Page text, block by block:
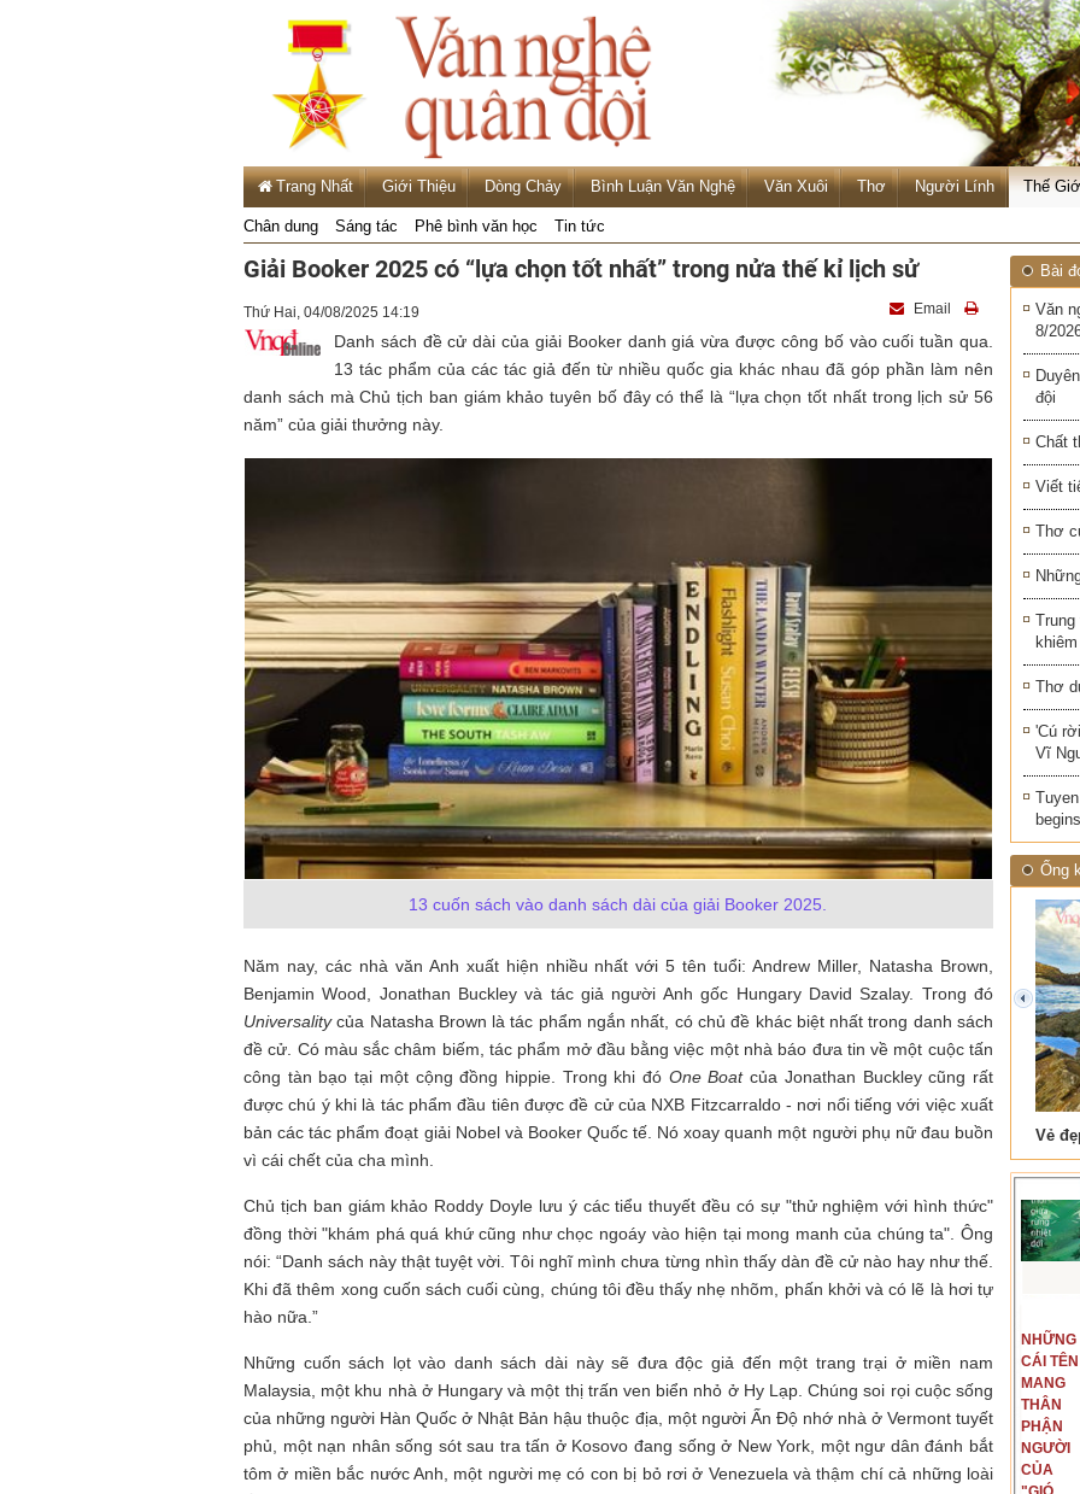
Trang Nhất Giới Thiệu Dòng Chảy Bình Luận Văn Nghệ Văn Xuôi Thơ Người Lính Thế
Chân dung Sáng tác Phê bình văn học Tin tức
Giải Booker 2025 có “lựa chọn tốt nhất” trong nửa thế kỉ lịch sử
Thứ Hai, 04/08/2025 14:19 Email
Danh sách đề cử dài của giải Booker danh giá vừa được công bố vào cuối tuần qua.
13 tác phẩm của các tác giả đến từ nhiều quốc gia khác nhau đã góp phần làm nên
danh sách mà Chủ tịch ban giám khảo tuyên bố đây có thể là “lựa chọn tốt nhất trong lịch sử 56
năm” của giải thưởng này.
13 cuốn sách vào danh sách dài của giải Booker 2025.
Năm nay, các nhà văn Anh xuất hiện nhiều nhất với 5 tên tuổi: Andrew Miller, Natasha Brown,
Benjamin Wood, Jonathan Buckley và tác giả người Anh gốc Hungary David Szalay. Trong đó
Universalitycủa Natasha Brown là tác phẩm ngắn nhất, có chủ đề khác biệt nhất trong danh sách
đề cử. Có màu sắc châm biếm, tác phẩm mở đầu bằng việc một nhà báo đưa tin về một cuộc tấn
công tàn bạo tại một cộng đồng hippie. Trong khi đó One Boatcủa Jonathan Buckley cũng rất
được chú ý khi là tác phẩm đầu tiên được đề cử của NXB Fitzcarraldo - nơi nổi tiếng với việc xuất
bản các tác phẩm đoạt giải Nobel và Booker Quốc tế. Nó xoay quanh một người phụ nữ đau buồn
vì cái chết của cha mình.
Chủ tịch ban giám khảo Roddy Doyle lưu ý các tiểu thuyết đều có sự "thử nghiệm với hình thức"
đồng thời "khám phá quá khứ cũng như chọc ngoáy vào hiện tại mong manh của chúng ta". Ông
nói: “Danh sách này thật tuyệt vời. Tôi nghĩ mình chưa từng nhìn thấy dàn đề cử nào hay như thế.
Khi đã thêm xong cuốn sách cuối cùng, chúng tôi đều thấy nhẹ nhõm, phấn khởi và có lẽ là hơi tự
hào nữa.”
Những cuốn sách lọt vào danh sách dài này sẽ đưa độc giả đến một trang trại ở miền nam
Malaysia, một khu nhà ở Hungary và một thị trấn ven biển nhỏ ở Hy Lạp. Chúng soi rọi cuộc sống
của những người Hàn Quốc ở Nhật Bản hậu thuộc địa, một người Ấn Độ nhớ nhà ở Vermont tuyết
phủ, một nạn nhân sống sót sau tra tấn ở Kosovo đang sống ở New York, một ngư dân đánh bắt
tôm ở miền bắc nước Anh, một người mẹ có con bị bỏ rơi ở Venezuela và thậm chí cả những loài
Bài
Văn
8/
đội
Chất
Viết
Thơ
Thơ
'Cú
Vĩ
Ống
Mùa xanh Tam Cốc Lẫm liệt Hải Vân quan
prev
NGƯỜI
TÔI GẶP,
CHUYỆN
TÔI VIẾT
hành trình phác dựng thế giới từ
trí tưởng tượng, nơi nhà văn tự
do tạo hình mọi thứ theo ý mình...
(TRẦN THỊ TÚ NGỌC)
MẪU
CỦA TÔI
NHỮNG
NGƯỜI
ĐÃ PHẤT
dung, mở ra không gian của giai
đoạn lịch sử đó... (PHẠM VÂN
ANH)
NHỮNG
CÁI TÊN
MANG
THÂN
PHẬN
NGƯỜI
CỦA